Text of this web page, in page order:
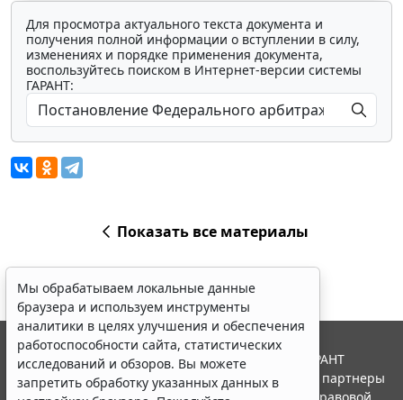
Для просмотра актуального текста документа и
получения полной информации о вступлении в силу,
изменениях и порядке применения документа,
воспользуйтесь поиском в Интернет-версии системы
ГАРАНТ:
Показать все материалы
Мы обрабатываем локальные данные
браузера и используем инструменты
аналитики в целях улучшения и обеспечения
работоспособности сайта, статистических
исследований и обзоров. Вы можете
запретить обработку указанных данных в
© ООО "НПП "ГАРАНТ-СЕРВИС", 2026. Система ГАРАНТ
выпускается с 1990 года. Компания "Гарант" и ее партнеры